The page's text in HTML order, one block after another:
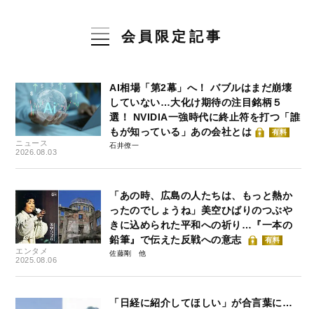
会員限定記事
ニュース
2026.08.03
AI相場「第2幕」へ！ バブルはまだ崩壊
していない…大化け期待の注目銘柄５
選！ NVIDIA一強時代に終止符を打つ「誰
もが知っている」あの会社とは
有料
石井僚一
エンタメ
2025.08.06
「あの時、広島の人たちは、もっと熱か
ったのでしょうね」美空ひばりのつぶや
きに込められた平和への祈り…『一本の
鉛筆』で伝えた反戦への意志
有料
佐藤剛
「日経に紹介してほしい」が合言葉に…